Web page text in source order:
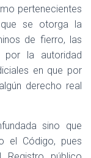
pertenecientes
se otorga la
de fierro, las
por la autoridad
en que por
derecho real
sino que
el Código, pues